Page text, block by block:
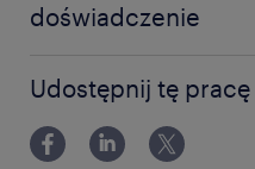
doświadczenie
Udostępnij tę pracę